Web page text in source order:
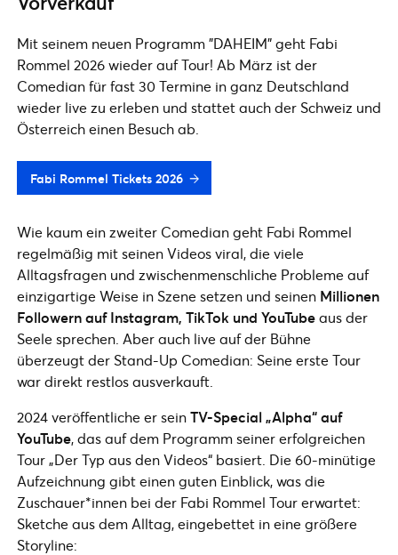
Mit seinem neuen Programm "DAHEIM" geht Fabi
Rommel 2026 wieder auf Tour! Ab März ist der
Comedian für fast 30 Termine in ganz Deutschland
wieder live zu erleben und stattet auch der Schweiz und
Österreich einen Besuch ab.
Fabi Rommel Tickets 2026
Wie kaum ein zweiter Comedian geht Fabi Rommel
regelmäßig mit seinen Videos viral, die viele
Alltagsfragen und zwischenmenschliche Probleme auf
einzigartige Weise in Szene setzen und seinen Millionen
Followern auf Instagram, TikTok und YouTubeaus der
Seele sprechen. Aber auch live auf der Bühne
überzeugt der Stand-Up Comedian: Seine erste Tour
war direkt restlos ausverkauft.
2024 veröffentliche er seinTV-Special „Alpha“ auf
YouTube, das auf dem Programm seiner erfolgreichen
Tour „Der Typ aus den Videos“ basiert. Die 60-minütige
Aufzeichnung gibt einen guten Einblick, was die
Zuschauer*innen bei der Fabi Rommel Tour erwartet:
Sketche aus dem Alltag, eingebettet in eine größere
Storyline: